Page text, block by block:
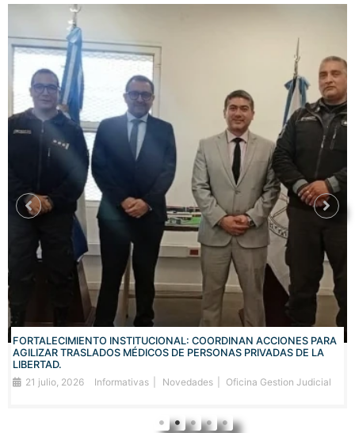
FORTALECIMIENTO INSTITUCIONAL: COORDINAN ACCIONES PARA
AGILIZAR TRASLADOS MÉDICOS DE PERSONAS PRIVADAS DE LA
LIBERTAD.
21 julio, 2026
Informativas Novedades Oficina Gestion Judicial